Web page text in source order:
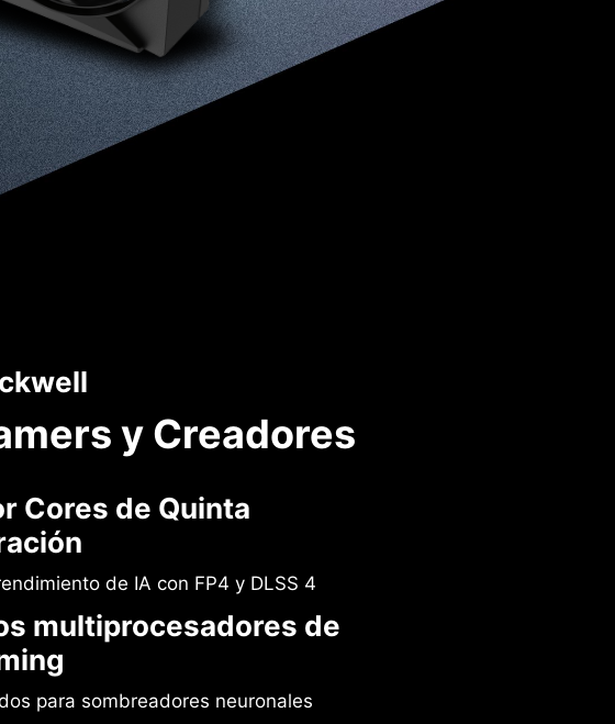
y Creadores
Cores de Quinta
de IA con FP4 y DLSS 4
multiprocesadores de
para sombreadores neuronales